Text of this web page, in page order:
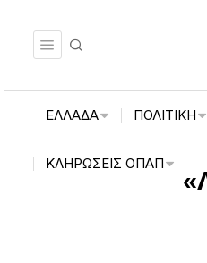
ΕΛΛΑΔΑ ΠΟΛΙΤΙΚΗ
ΚΛΗΡΏΣΕΙΣ ΟΠΑΠ